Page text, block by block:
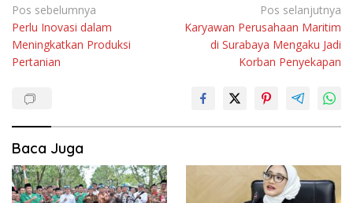
Navigasi
pos
Pos sebelumnya
Perlu Inovasi dalam
Meningkatkan Produksi
Pertanian
Pos selanjutnya
Karyawan Perusahaan Maritim
di Surabaya Mengaku Jadi
Korban Penyekapan
Baca Juga